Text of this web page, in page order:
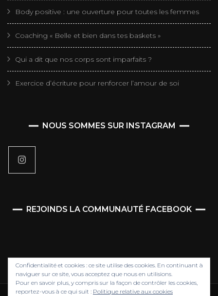
Body positive : une ouverture pour toutes les femmes
Coaching « Belle et bien dans tes baskets »
Qui a dit que nos corps sont imparfaits ?
Exercice d’écriture pour renforcer l’amour de soi
NOUS SOMMES SUR INSTAGRAM
Confidentialité et cookies : ce site utilise des cookies. En continuant à
naviguer sur ce site, vous acceptez que nous en utilisions.
Pour en savoir plus, y compris sur la façon de contrôler les cookies,
reportez-vous à ce qui suit : Politique relative aux cookies
REJOINDS LA COMMUNAUTÉ FACEBOOK